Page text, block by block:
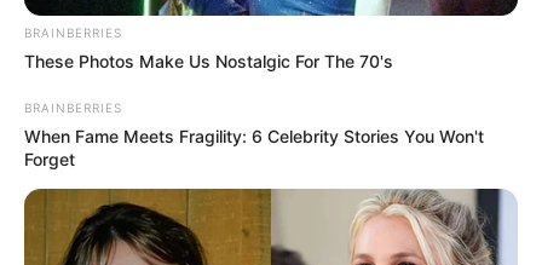
BRAINBERRIES
These Photos Make Us Nostalgic For The 70's
BRAINBERRIES
When Fame Meets Fragility: 6 Celebrity Stories You Won't
Forget